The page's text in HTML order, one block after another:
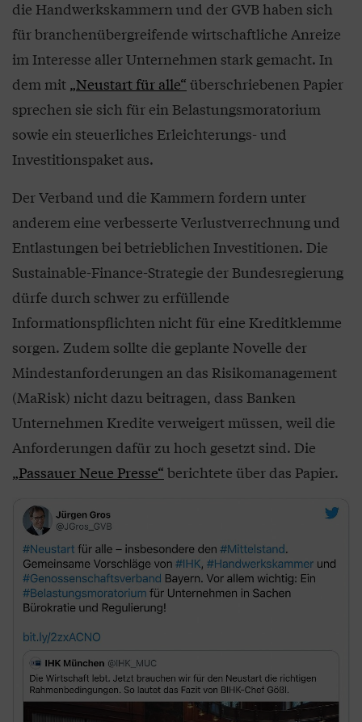
die Handwerkskammern und der GVB haben sich
für branchenübergreifende wirtschaftliche Anreize
im Interesse aller Unternehmen stark gemacht. In
dem mit „Neustart für alle“ überschriebenen Papier
sprechen sie sich für ein Belastungsmoratorium
sowie ein steuerliches Erleichterungs- und
Investitionspaket aus.
Der Verband und die Kammern fordern unter
anderem eine verbesserte Verlustverrechnung und
Entlastungen bei betrieblichen Investitionen. Die
Sustainable-Finance-Strategie der Bundesregierung
dürfe durch schwer zu erfüllende
Informationspflichten nicht für eine Kreditklemme
sorgen. Zudem sollte die geplante Novelle der
Mindestanforderungen an das Risikomanagement
(MaRisk) nicht dazu beitragen, dass Banken
Unternehmen Kredite verweigert müssen, weil die
Anforderungen dafür zu hoch gesetzt sind. Die
„Passauer Neue Presse“ berichtete über das Papier.